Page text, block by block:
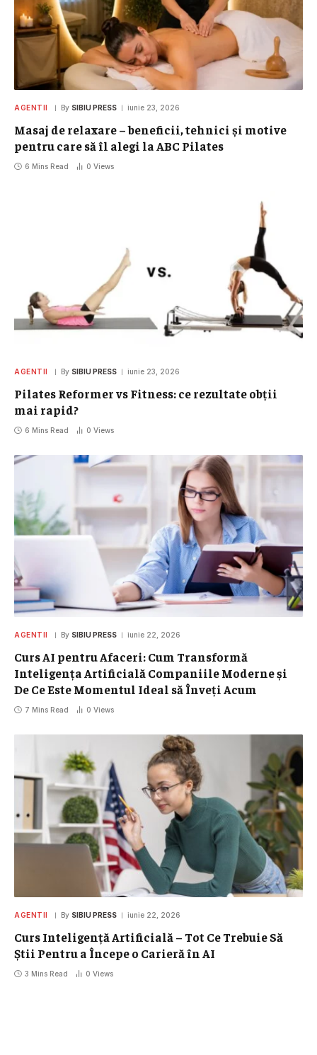
AGENTII By SIBIU PRESS iunie 23, 2026
Masaj de relaxare – beneficii, tehnici și motive
pentru care să îl alegi la ABC Pilates
6 Mins Read 0 Views
AGENTII By SIBIU PRESS iunie 23, 2026
Pilates Reformer vs Fitness: ce rezultate obții
mai rapid?
6 Mins Read 0 Views
AGENTII By SIBIU PRESS iunie 22, 2026
Curs AI pentru Afaceri: Cum Transformă
Inteligența Artificială Companiile Moderne și
De Ce Este Momentul Ideal să Înveți Acum
7 Mins Read 0 Views
AGENTII By SIBIU PRESS iunie 22, 2026
Curs Inteligență Artificială – Tot Ce Trebuie Să
Știi Pentru a Începe o Carieră în AI
3 Mins Read 0 Views